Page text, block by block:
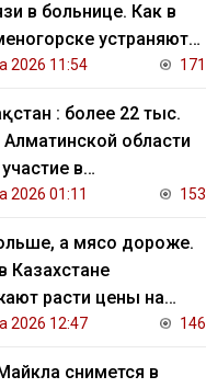
в больнице. Как в
устраняют
ливня
2026 11:54 171
: более 22 тыс.
области
в
акции
2026 01:11 153
а мясо дороже.
Казахстане
расти цены на
и конину
2026 12:47 146
снимется в